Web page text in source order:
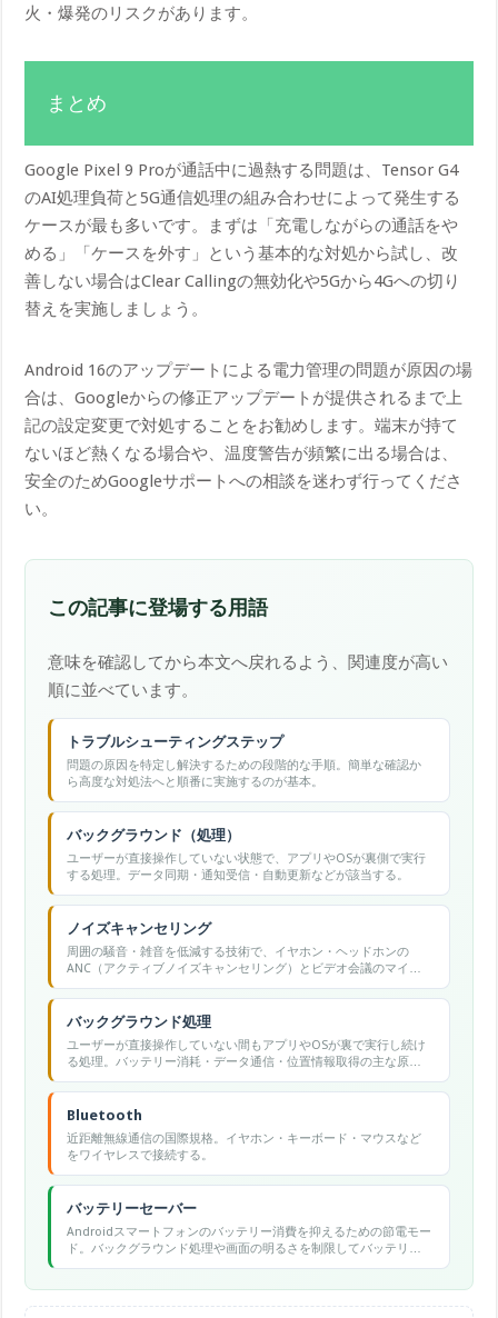
火・爆発のリスクがあります。
まとめ
Google Pixel 9 Proが通話中に過熱する問題は、Tensor G4
のAI処理負荷と5G通信処理の組み合わせによって発生する
ケースが最も多いです。まずは「充電しながらの通話をや
める」「ケースを外す」という基本的な対処から試し、改
善しない場合はClear Callingの無効化や5Gから4Gへの切り
替えを実施しましょう。
Android 16のアップデートによる電力管理の問題が原因の場
合は、Googleからの修正アップデートが提供されるまで上
記の設定変更で対処することをお勧めします。端末が持て
ないほど熱くなる場合や、温度警告が頻繁に出る場合は、
安全のためGoogleサポートへの相談を迷わず行ってくださ
い。
この記事に登場する用語
意味を確認してから本文へ戻れるよう、関連度が高い
順に並べています。
トラブルシューティングステップ
問題の原因を特定し解決するための段階的な手順。簡単な確認か
ら高度な対処法へと順番に実施するのが基本。
バックグラウンド（処理）
ユーザーが直接操作していない状態で、アプリやOSが裏側で実行
する処理。データ同期・通知受信・自動更新などが該当する。
ノイズキャンセリング
周囲の騒音・雑音を低減する技術で、イヤホン・ヘッドホンの
ANC（アクティブノイズキャンセリング）とビデオ会議のマイク
音声ノイズ除去の2つの意味があります。
バックグラウンド処理
ユーザーが直接操作していない間もアプリやOSが裏で実行し続け
る処理。バッテリー消耗・データ通信・位置情報取得の主な原因
となります。
Bluetooth
近距離無線通信の国際規格。イヤホン・キーボード・マウスなど
をワイヤレスで接続する。
バッテリーセーバー
Androidスマートフォンのバッテリー消費を抑えるための節電モー
ド。バックグラウンド処理や画面の明るさを制限してバッテリー
持続時間を延ばす